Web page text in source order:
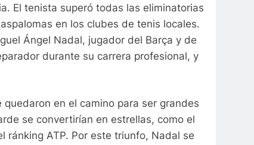
El tenista superó todas las eliminatorias
en los clubes de tenis locales.
Ángel Nadal, jugador del Barça y de
durante su carrera profesional, y
en el camino para ser grandes
se convertirían en estrellas, como el
ránking ATP. Por este triunfo, Nadal se